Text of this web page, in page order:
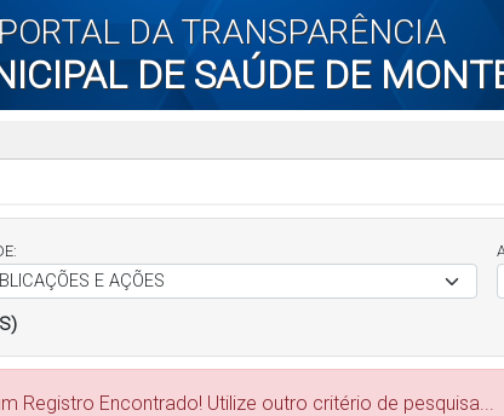
PORTAL DA TRANSPARÊNCIA
DE SAÚDE DE
Registro Encontrado! Utilize outro critério de pesquisa...